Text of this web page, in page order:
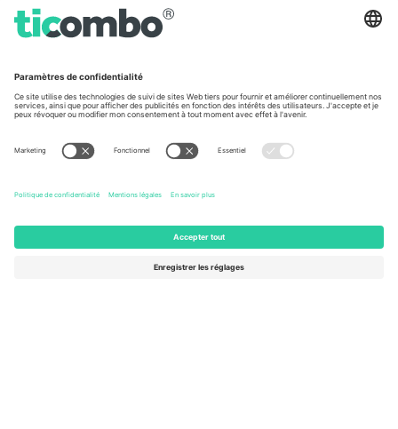
TixProtect
Programme d'affiliation
Comment ça marche
Centre d'information sur la Coupe
Nous contacter